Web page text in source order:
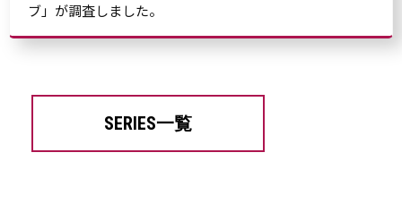
ブ」が調査しました。
SERIES一覧